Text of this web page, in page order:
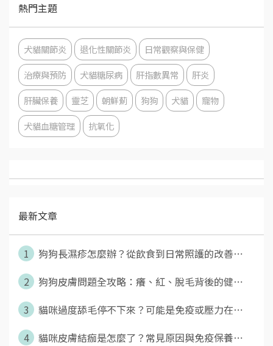
熱門主題
犬貓關節炎 退化性關節炎
日常觀察與保健
治療與預防
犬貓糖尿病 肝指數異常
肝炎
肝臟保養
靈芝 朝鮮薊 狗狗 犬貓
寵物
犬貓血糖管理
抗氧化
最新文章
1
狗狗長濕疹怎麼辦？從飲食到日常照護的改善⋯
2
狗狗皮膚問題全攻略：癢、紅、脫毛背後的健⋯
3
貓咪過度舔毛停不下來？可能是免疫或壓力在⋯
4
貓咪皮膚結痂是怎麼了？常見原因與免疫保養⋯